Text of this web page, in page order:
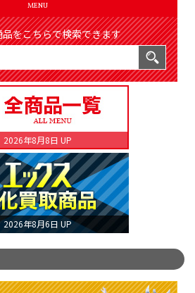
MENU
をこちらで検索できます
2026年8月8日 UP
2026年8月6日 UP